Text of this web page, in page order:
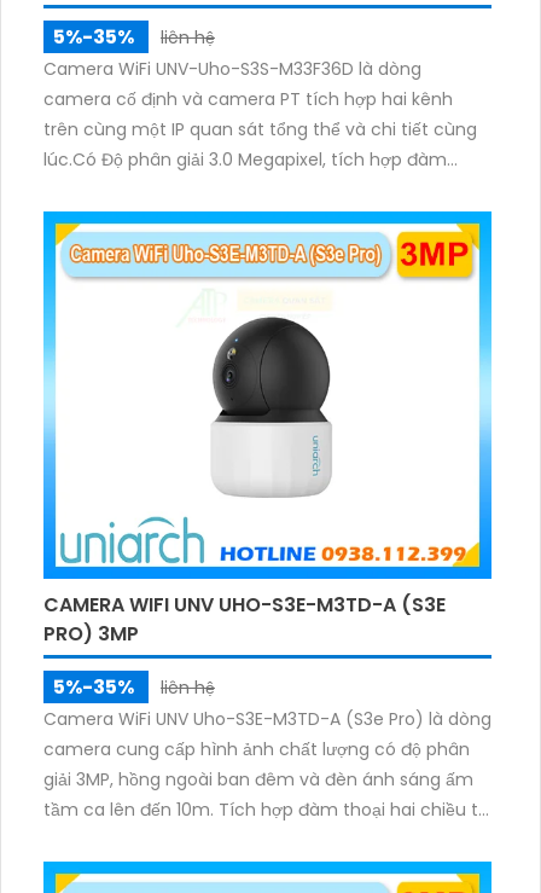
5%-35%
liên hệ
Camera WiFi UNV-Uho-S3S-M33F36D là dòng
camera cố định và camera PT tích hợp hai kênh
trên cùng một IP quan sát tổng thể và chi tiết cùng
lúc.Có Độ phân giải 3.0 Megapixel, tích hợp đàm
sáng ấm lên đến 10m.
CAMERA WIFI UNV UHO-S3E-M3TD-A (S3E
PRO) 3MP
5%-35%
liên hệ
Camera WiFi UNV Uho-S3E-M3TD-A (S3e Pro) là dòng
camera cung cấp hình ảnh chất lượng có độ phân
giải 3MP, hồng ngoài ban đêm và đèn ánh sáng ấm
tầm ca lên đến 10m. Tích hợp đàm thoại hai chiều to